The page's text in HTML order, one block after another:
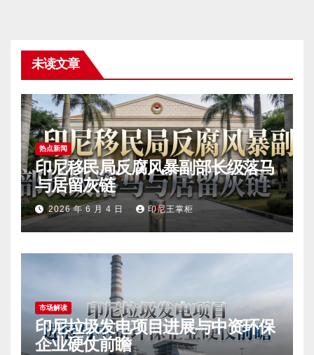
未读文章
热点新闻
印尼移民局反腐风暴副部长级落马
与居留灰链
2026 年 6 月 4 日 印尼王掌柜
市场解读
印尼垃圾发电项目进展与中资环保
企业硬仗前瞻